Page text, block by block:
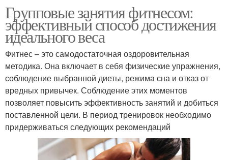
Групповые занятия фитнесом:
эффективный способ достижения
идеального веса
Фитнес – это самодостаточная оздоровительная
методика. Она включает в себя физические упражнения,
соблюдение выбранной диеты, режима сна и отказ от
вредных привычек. Соблюдение этих моментов
позволяет повысить эффективность занятий и добиться
поставленной цели. В период тренировок необходимо
придерживаться следующих рекомендаций